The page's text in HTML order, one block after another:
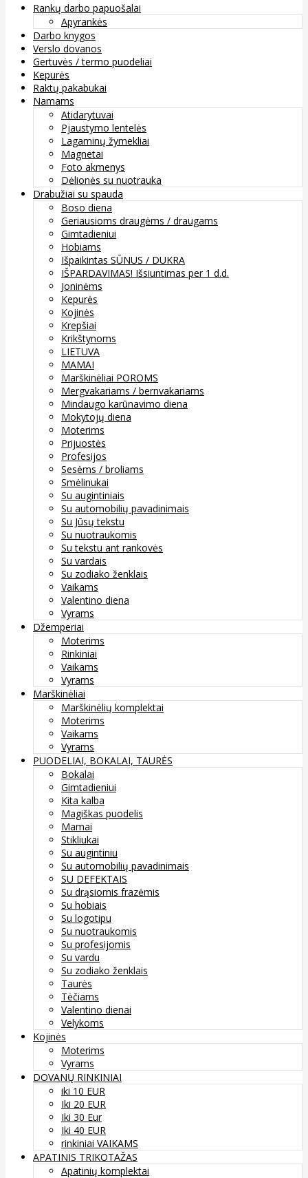
Rankų darbo papuošalai
Apyrankės
Darbo knygos
Verslo dovanos
Gertuvės / termo puodeliai
Kepurės
Raktų pakabukai
Namams
Atidarytuvai
Pjaustymo lentelės
Lagaminų žymekliai
Magnetai
Foto akmenys
Dėlionės su nuotrauka
Drabužiai su spauda
Boso diena
Geriausioms draugėms / draugams
Gimtadieniui
Hobiams
Išpaikintas SŪNUS / DUKRA
IŠPARDAVIMAS! Išsiuntimas per 1 d.d.
Joninėms
Kepurės
Kojinės
Krepšiai
Krikštynoms
LIETUVA
MAMAI
Marškinėliai POROMS
Mergvakariams / bernvakariams
Mindaugo karūnavimo diena
Mokytojų diena
Moterims
Prijuostės
Profesijos
Sesėms / broliams
Smėlinukai
Su augintiniais
Su automobilių pavadinimais
Su Jūsų tekstu
Su nuotraukomis
Su tekstu ant rankovės
Su vardais
Su zodiako ženklais
Vaikams
Valentino diena
Vyrams
Džemperiai
Moterims
Rinkiniai
Vaikams
Vyrams
Marškinėliai
Marškinėlių komplektai
Moterims
Vaikams
Vyrams
PUODELIAI, BOKALAI, TAURĖS
Bokalai
Gimtadieniui
Kita kalba
Magiškas puodelis
Mamai
Stikliukai
Su augintiniu
Su automobilių pavadinimais
SU DEFEKTAIS
Su drąsiomis frazėmis
Su hobiais
Su logotipu
Su nuotraukomis
Su profesijomis
Su vardu
Su zodiako ženklais
Taurės
Tėčiams
Valentino dienai
Velykoms
Kojinės
Moterims
Vyrams
DOVANŲ RINKINIAI
iki 10 EUR
Iki 20 EUR
Iki 30 Eur
Iki 40 EUR
rinkiniai VAIKAMS
APATINIS TRIKOTAŽAS
Apatinių komplektai